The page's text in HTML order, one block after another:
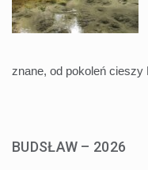
znane, od pokoleń cieszy
BUDSŁAW – 2026